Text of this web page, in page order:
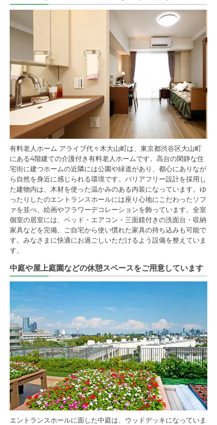
有料老人ホーム アライブ代々木大山町は、東京都渋谷区大山町
にある4階建ての介護付き有料老人ホームです。高台の閑静な住
宅街に建つホームの近隣には公園や緑道があり、都心にありなが
ら自然を身近に感じられる環境です。バリアフリー設計を採用し
た建物内は、木材を使った温かみのある内装になっています。ゆ
ったりしたのエントランスホールには座り心地にこだわったソフ
ァを並べ、絵画やフラワーデコレーションを飾っています。全室
個室の居室には、ベッド・エアコン・三面鏡付きの洗面台・収納
家具などを完備。ご自宅から使い慣れた家具の持ち込みも可能で
す。みなさまに快適にお過ごしいただけるよう設備を整えていま
す。
中庭や屋上庭園などの休憩スペースをご用意しています
エントランスホールに面した中庭は、ウッドデッキになっていま